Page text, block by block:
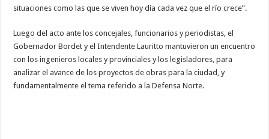
situaciones como las que se viven hoy día cada vez que el río crece”.
Luego del acto ante los concejales, funcionarios y periodistas, el
Gobernador Bordet y el Intendente Lauritto mantuvieron un encuentro
con los ingenieros locales y provinciales y los legisladores, para
analizar el avance de los proyectos de obras para la ciudad, y
fundamentalmente el tema referido a la Defensa Norte.